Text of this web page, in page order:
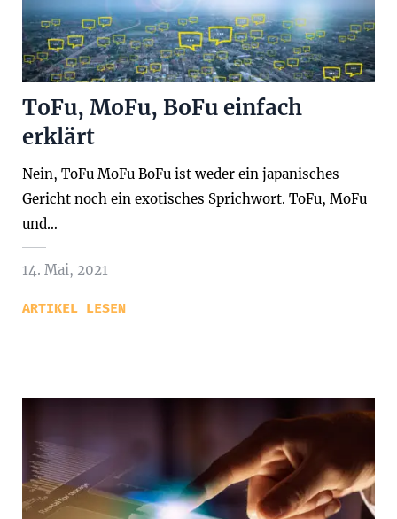
ToFu, MoFu, BoFu einfach
erklärt
Nein, ToFu MoFu BoFu ist weder ein japanisches
Gericht noch ein exotisches Sprichwort. ToFu, MoFu
und…
14. Mai, 2021
ARTIKEL LESEN